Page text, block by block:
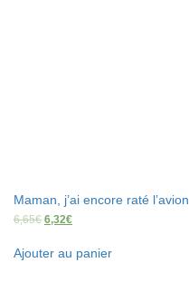
Maman, j’ai encore raté l’avion
6,65€ 6,32€
Ajouter au panier